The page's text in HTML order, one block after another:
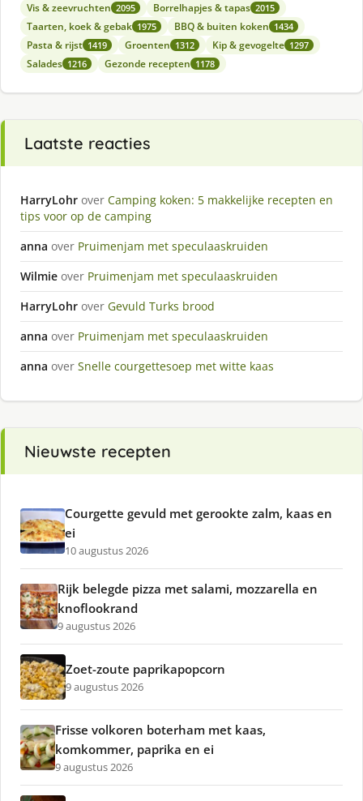
Vis & zeevruchten 2095 Borrelhapjes & tapas 2015
Taarten, koek & gebak 1975 BBQ & buiten koken 1434
Pasta & rijst 1419 Groenten 1312 Kip & gevogelte 1297
Salades 1216 Gezonde recepten 1178
Laatste reacties
HarryLohr over Camping koken: 5 makkelijke recepten en
tips voor op de camping
anna over Pruimenjam met speculaaskruiden
Wilmie over Pruimenjam met speculaaskruiden
HarryLohr over Gevuld Turks brood
anna over Pruimenjam met speculaaskruiden
anna over Snelle courgettesoep met witte kaas
Nieuwste recepten
Courgette gevuld met gerookte zalm, kaas en
ei
10 augustus 2026
Rijk belegde pizza met salami, mozzarella en
knoflookrand
9 augustus 2026
Zoet-zoute paprikapopcorn
9 augustus 2026
Frisse volkoren boterham met kaas,
komkommer, paprika en ei
9 augustus 2026